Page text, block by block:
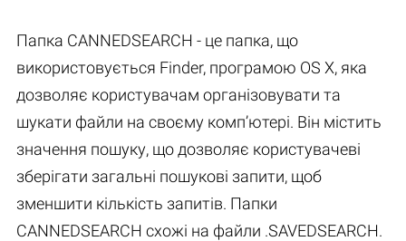
Папка CANNEDSEARCH - це папка, що
використовується Finder, програмою OS X, яка
дозволяє користувачам організовувати та
шукати файли на своєму комп’ютері. Він містить
значення пошуку, що дозволяє користувачеві
зберігати загальні пошукові запити, щоб
зменшити кількість запитів. Папки
CANNEDSEARCH схожі на файли .SAVEDSEARCH.